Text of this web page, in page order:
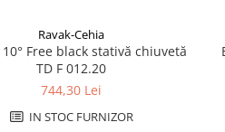
Ravak-Cehia
Free black stativă chiuvetă
TD F 012.20
744,30 Lei
IN STOC FURNIZOR